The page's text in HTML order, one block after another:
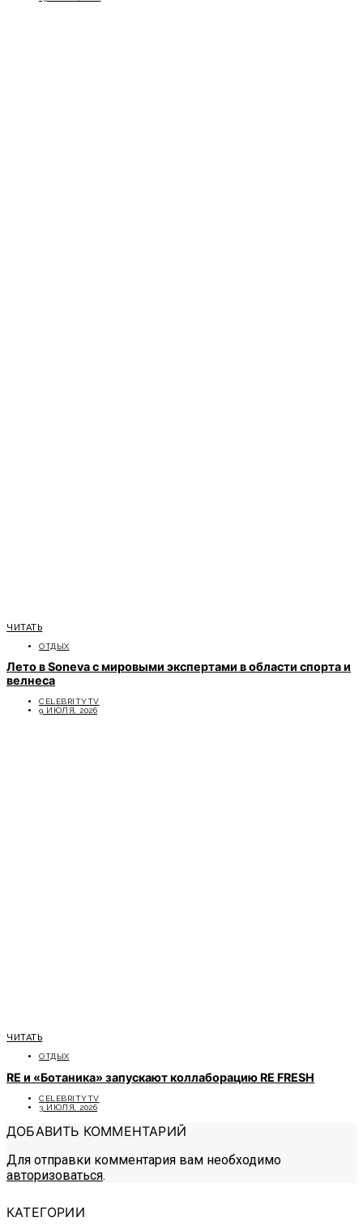
ЧИТАТЬ
ОТДЫХ
Лето в Soneva с мировыми экспертами в области спорта и
велнеса
CELEBRITYTV
9 ИЮЛЯ, 2026
ЧИТАТЬ
ОТДЫХ
RE и «Ботаника» запускают коллаборацию RE FRESH
CELEBRITYTV
3 ИЮЛЯ, 2026
ДОБАВИТЬ КОММЕНТАРИЙ
Для отправки комментария вам необходимо
авторизоваться.
КАТЕГОРИИ